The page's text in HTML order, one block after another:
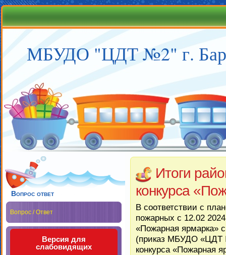
МБУДО "ЦДТ №2" г.
Вопрос ответ
Вопрос / Ответ
Версия для
слабовидящих
Итоги
конкурса
В соответствии с
пожарных с 12.02
«Пожарная ярмарка»
(приказ МБУДО «ЦДТ
конкурса «Пожарная